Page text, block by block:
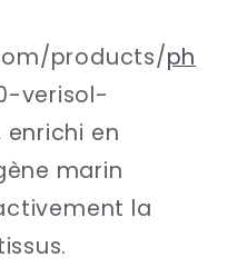
products/ph
verisol-
en
marin
la